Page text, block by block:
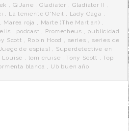
, GiJane , Gladiator , Gladiator II ,
, La teniente O'Neil , Lady Gaga ,
, Marea roja , Marte (The Martian) ,
, podcast , Prometheus , publicidad
Scott , Robin Hood , series , series de
de espías) , Superdetective en
Louise , tom cruise ,Tony Scott ,Top
blanca , Ub buen año